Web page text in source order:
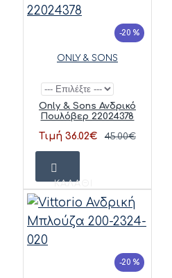
-20 %
ONLY & SONS
Only & Sons Ανδρικό
Πουλόβερ 22024378
Τιμή 36.02€ 45.00€
ΚΑΛΆΘΙ
-20 %